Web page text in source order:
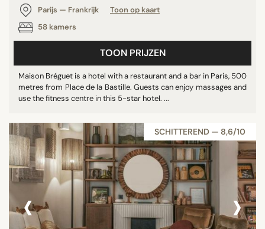
Parijs — Frankrijk
Toon op kaart
58 kamers
TOON PRIJZEN
Maison Bréguet is a hotel with a restaurant and a bar in Paris, 500
metres from Place de la Bastille. Guests can enjoy massages and
use the fitness centre in this 5-star hotel. ...
SCHITTEREND — 8,6/10
‹ ›